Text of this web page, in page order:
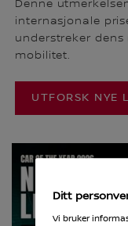
Denne
internasjonale
understreker
mobilitet.
UTFORSK NYE
Ditt
Vi bruker